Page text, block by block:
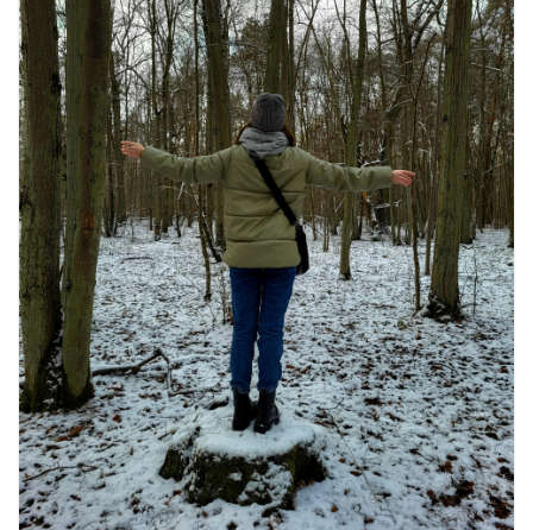
स्वादिष्ट व्यंजन
August 6, 2026 1 Comment